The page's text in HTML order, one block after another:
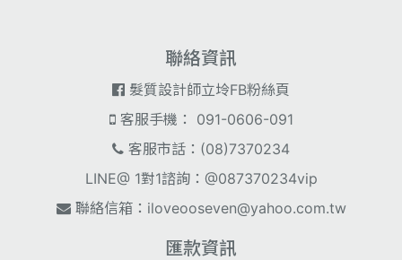
聯絡資訊
髮質設計師立坽FB粉絲頁
客服手機： 091-0606-091
客服市話：(08)7370234
LINE@ 1對1諮詢：@087370234vip
聯絡信箱： iloveooseven@yahoo.com.tw
匯款資訊